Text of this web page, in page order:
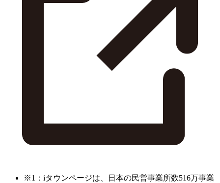
※1：iタウンページは、日本の民営事業所数516万事業